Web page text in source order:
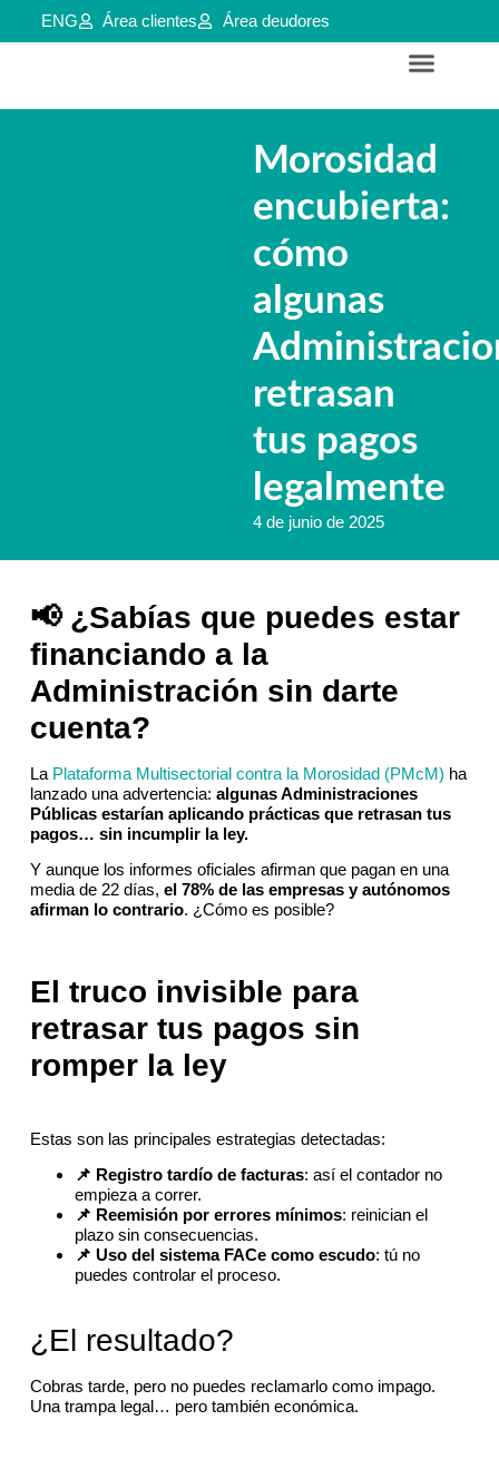
ENG Área clientes Área deudores
Morosidad
encubierta:
cómo
algunas
retrasan
tus pagos
legalmente
4 de junio de 2025
📢 ¿Sabías que puedes estar
financiando a la
Administración sin darte
cuenta?
La Plataforma Multisectorial contra la Morosidad (PMcM) ha
lanzado una advertencia: algunas Administraciones
Públicas estarían aplicando prácticas que retrasan tus
pagos… sin incumplir la ley.
Y aunque los informes oficiales afirman que pagan en una
media de 22 días, el 78% de las empresas y autónomos
afirman lo contrario. ¿Cómo es posible?
El truco invisible para
retrasar tus pagos sin
romper la ley
Estas son las principales estrategias detectadas:
📌 Registro tardío de facturas: así el contador no
empieza a correr.
📌 Reemisión por errores mínimos: reinician el
plazo sin consecuencias.
📌 Uso del sistema FACe como escudo: tú no
puedes controlar el proceso.
¿El resultado?
Cobras tarde, pero no puedes reclamarlo como impago.
Una trampa legal… pero también económica.